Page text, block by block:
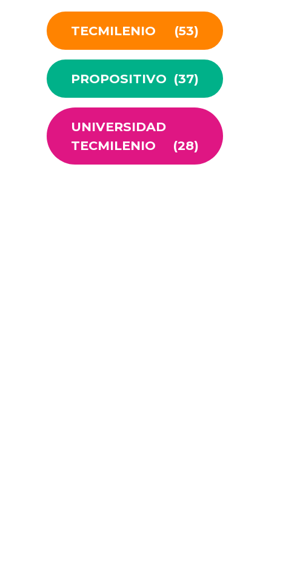
TECMILENIO (53)
PROPOSITIVO (37)
UNIVERSIDAD
TECMILENIO
(28)